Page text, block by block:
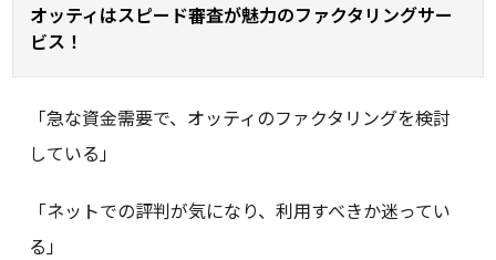
オッティはスピード審査が魅力のファクタリングサー
ビス！
「急な資金需要で、オッティのファクタリングを検討
している」
「ネットでの評判が気になり、利用すべきか迷ってい
る」